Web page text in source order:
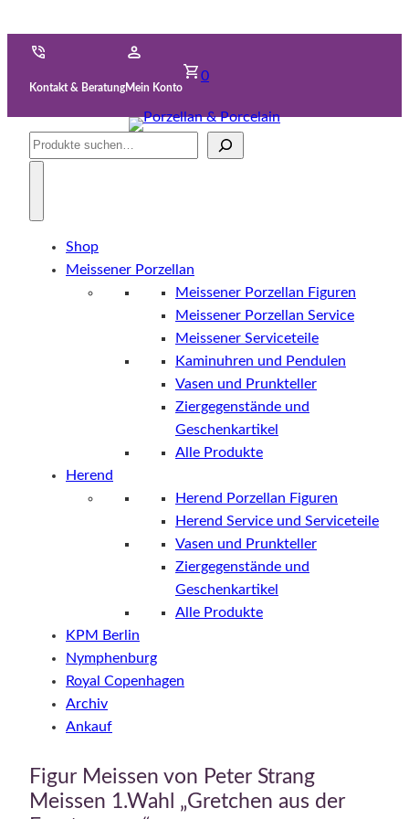
Kontakt & BeratungMein Konto
0
Suche
Shop
Meissener Porzellan
Meissener Porzellan Figuren
Meissener Porzellan Service
Meissener Serviceteile
Kaminuhren und Pendulen
Vasen und Prunkteller
Ziergegenstände und
Geschenkartikel
Alle Produkte
Herend
Herend Porzellan Figuren
Herend Service und Serviceteile
Vasen und Prunkteller
Ziergegenstände und
Geschenkartikel
Alle Produkte
KPM Berlin
Nymphenburg
Royal Copenhagen
Archiv
Ankauf
Figur Meissen von Peter Strang
Meissen 1.Wahl „Gretchen aus der